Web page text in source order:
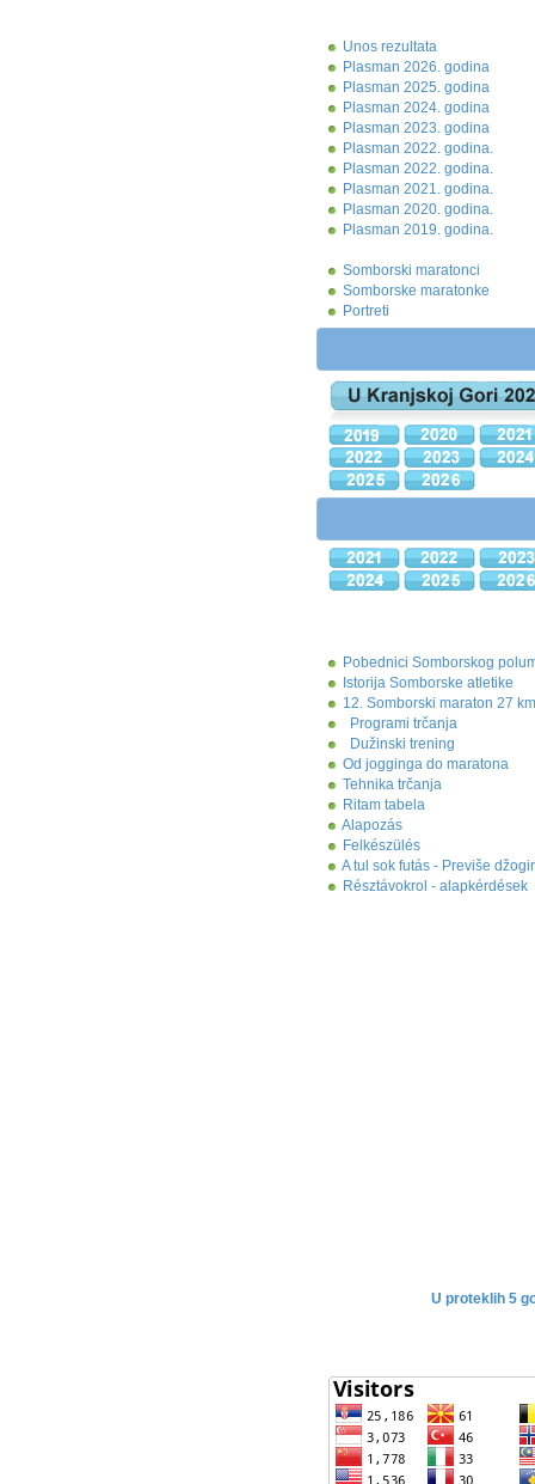
Unos rezultata
Plasman 2026. godina
Plasman 2025. godina
Plasman 2024. godina
Plasman 2023. godina
Plasman 2022. godina.
Plasman 2022. godina.
Plasman 2021. godina.
Plasman 2020. godina.
Plasman 2019. godina.
Somborski maratonci
Somborske maratonke
Portreti
Pobednici Somborskog
Istorija Somborske atletike
12. Somborski maraton 27
Programi trčanja
Dužinski trening
Od jogginga do maratona
Tehnika trčanja
Ritam tabela
Alapozás
Felkészülés
A tul sok futás - Previše
Résztávokrol - alapkérdések
U proteklih 5